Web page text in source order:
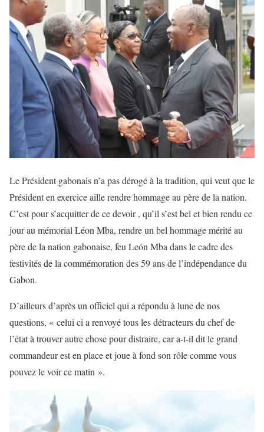
Le Président gabonais n’a pas dérogé à la tradition, qui veut que le
Président en exercice aille rendre hommage au père de la nation.
C’est pour s’acquitter de ce devoir , qu’il s’est bel et bien rendu ce
jour au mémorial Léon Mba, rendre un bel hommage mérité au
père de la nation gabonaise, feu León Mba dans le cadre des
festivités de la commémoration des 59 ans de l’indépendance du
Gabon.
D’ailleurs d’après un officiel qui a répondu à lune de nos
questions, « celui ci a renvoyé tous les détracteurs du chef de
l’état à trouver autre chose pour distraire, car a-t-il dit le grand
commandeur est en place et joue à fond son rôle comme vous
pouvez le voir ce matin ».